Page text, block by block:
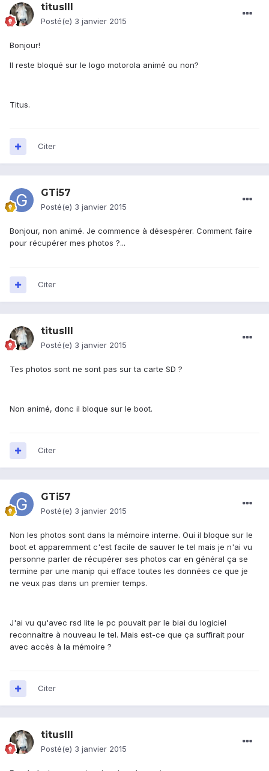
titusIII
Posté(e) 3 janvier 2015
Bonjour!
Il reste bloqué sur le logo motorola animé ou non?
Titus.
Citer
GTi57
Posté(e) 3 janvier 2015
Bonjour, non animé. Je commence à désespérer. Comment faire
pour récupérer mes photos ?...
Citer
titusIII
Posté(e) 3 janvier 2015
Tes photos sont ne sont pas sur ta carte SD ?
Non animé, donc il bloque sur le boot.
Citer
GTi57
Posté(e) 3 janvier 2015
Non les photos sont dans la mémoire interne. Oui il bloque sur le
boot et apparemment c'est facile de sauver le tel mais je n'ai vu
personne parler de récupérer ses photos car en général ça se
termine par une manip qui efface toutes les données ce que je
ne veux pas dans un premier temps.
J'ai vu qu'avec rsd lite le pc pouvait par le biai du logiciel
reconnaitre à nouveau le tel. Mais est-ce que ça suffirait pour
avec accès à la mémoire ?
Citer
titusIII
Posté(e) 3 janvier 2015